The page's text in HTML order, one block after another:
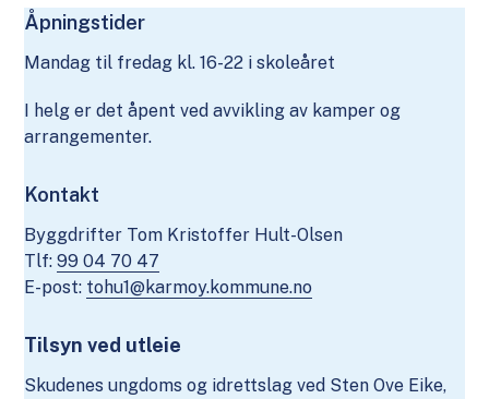
Åpningstider
Mandag til fredag kl. 16-22 i skoleåret
I helg er det åpent ved avvikling av kamper og
arrangementer.
Kontakt
Byggdrifter Tom Kristoffer Hult-Olsen
Tlf:99 04 70 47
E-post: tohu1@karmoy.kommune.no
Tilsyn ved utleie
Skudenes ungdoms og idrettslag ved Sten Ove Eike,